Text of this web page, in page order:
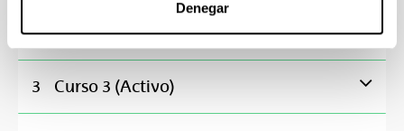
Denegar
2 Curso 2 (Activo)
3 Curso 3 (Activo)